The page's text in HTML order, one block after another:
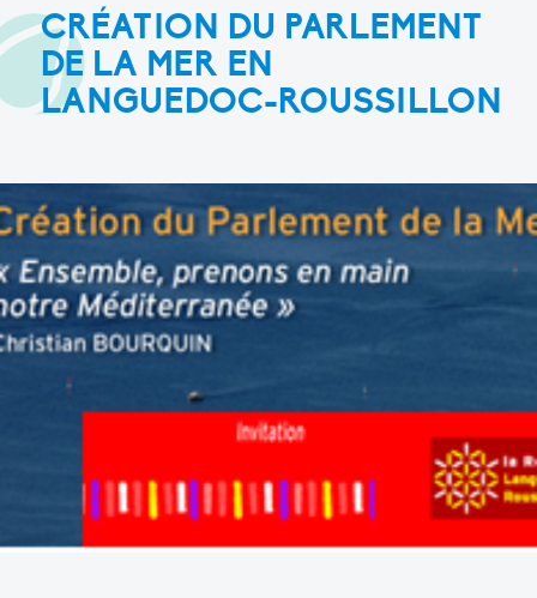
CRÉATION DU PARLEMENT
DE LA MER EN
LANGUEDOC-ROUSSILLON